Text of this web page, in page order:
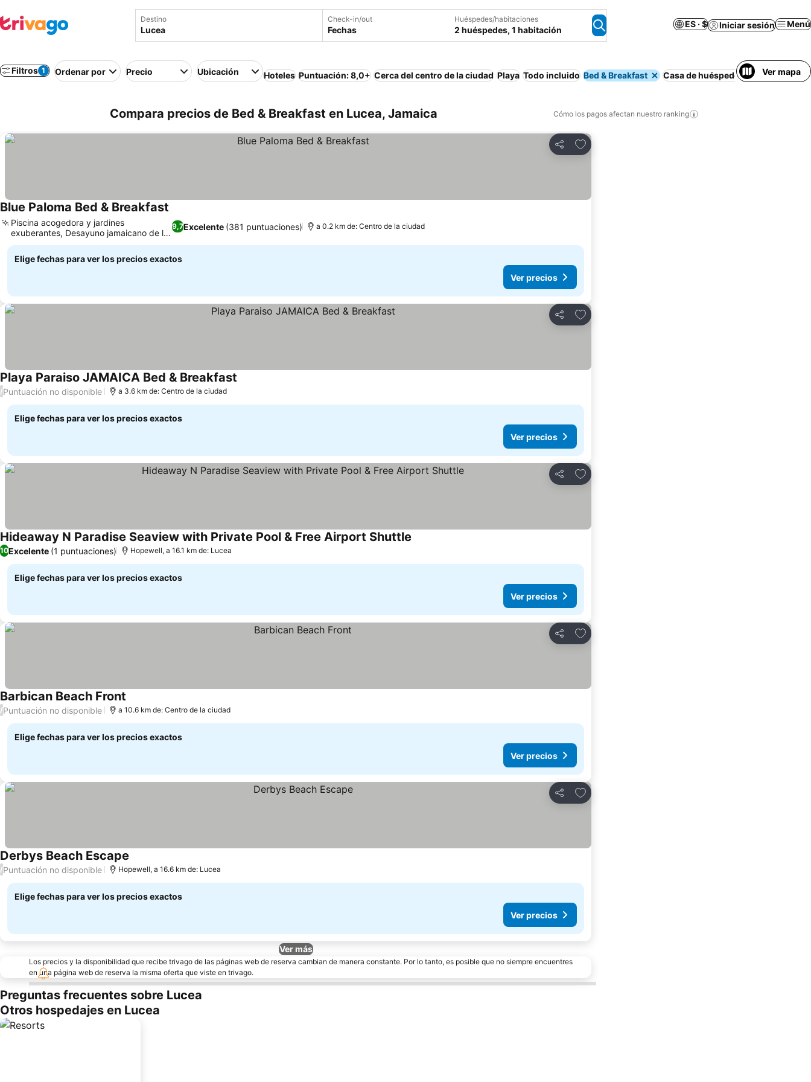
Destino Check-in/out
Fechas
Huéspedes/habitaciones
2 huéspedes, 1 habitación
ES · $ Iniciar sesión Menú
Filtros 1 Ordenar por Precio Ubicación Hoteles Puntuación: 8,0+ Cerca del centro de la ciudad Playa Todo incluido Bed & Breakfast Casa de huéspedes HostelVer mapa
Compara precios de Bed & Breakfast en Lucea, Jamaica Cómo los pagos afectan nuestro ranking
Compartir
Agregar a favoritos
Blue Paloma Bed & Breakfast
9,7Excelente (381 puntuaciones)
Piscina acogedora y jardines
exuberantes, Desayuno jamaicano de la
granja a la mesa
a 0.2 km de: Centro de la ciudad
Elige fechas para ver los precios exactos
Ver precios
Compartir
Agregar a favoritos
Playa Paraiso JAMAICA Bed & Breakfast
/Puntuación no disponible a 3.6 km de: Centro de la ciudad
Elige fechas para ver los precios exactos
Ver precios
Compartir
Agregar a favoritos
Hideaway N Paradise Seaview with Private Pool & Free Airport Shuttle
10Excelente (1 puntuaciones) Hopewell, a 16.1 km de: Lucea
Elige fechas para ver los precios exactos
Ver precios
Compartir
Agregar a favoritos
Barbican Beach Front
/Puntuación no disponible a 10.6 km de: Centro de la ciudad
Elige fechas para ver los precios exactos
Ver precios
Compartir
Agregar a favoritos
Derbys Beach Escape
/Puntuación no disponible Hopewell, a 16.6 km de: Lucea
Elige fechas para ver los precios exactos
Ver precios
Ver más
Los precios y la disponibilidad que recibe trivago de las páginas web de reserva cambian de manera constante. Por lo tanto, es posible que no siempre encuentres
en una página web de reserva la misma oferta que viste en trivago.
Preguntas frecuentes sobre Lucea
Otros hospedajes en Lucea